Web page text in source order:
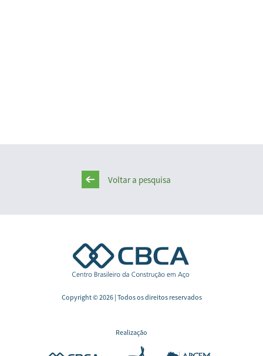
Voltar a pesquisa
Copyright © 2026 | Todos os direitos reservados
Realização